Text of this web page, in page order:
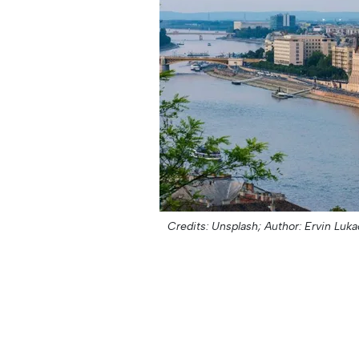
Credits: Unsplash; Author: Ervin